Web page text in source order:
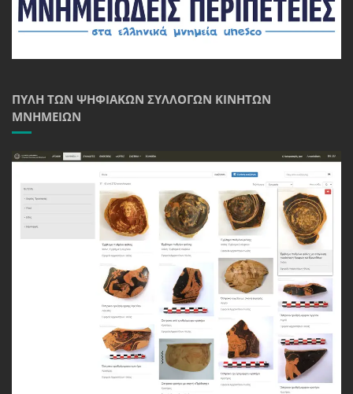
ΠΎΛΗ ΤΩΝ ΨΗΦΙΑΚΏΝ ΣΥΛΛΟΓΏΝ ΚΙΝΗΤΏΝ
ΜΝΗΜΕΊΩΝ